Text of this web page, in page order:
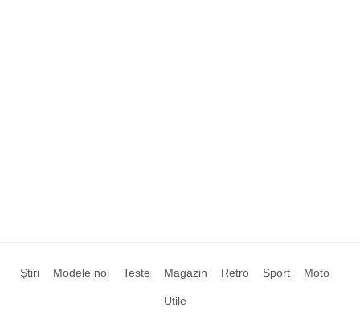
Știri Modele noi Teste Magazin Retro Sport Moto
Utile